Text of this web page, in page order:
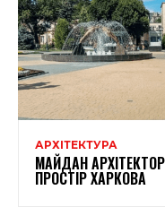
АРХІТЕКТУРА
МАЙДАН
ПРОСТІР ХАРКОВА